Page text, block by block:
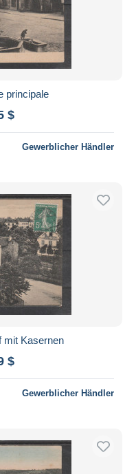
principale
$
Gewerblicher Händler
mit Kasernen
$
Gewerblicher Händler